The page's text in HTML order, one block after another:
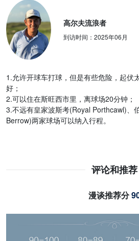
高尔夫流浪者
到访时间： 2025年06月
1.允许开球车打球，但是有些危险，起伏
好；
2.可以住在斯旺西市里，离球场20分钟；
3.不远有皇家波斯考(Royal Porthcawl)、
Berrow)两家球场可以纳入行程。
评论和推荐
漫谈推荐分